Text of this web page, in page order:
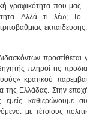
γραφικότητα που μας
Αλλά τι λέω; Το
προστίθεται
πληροί τις
κρατικού
Ελλάδας. Στην
εμείς καθιερώνουμε
με τέτοιους